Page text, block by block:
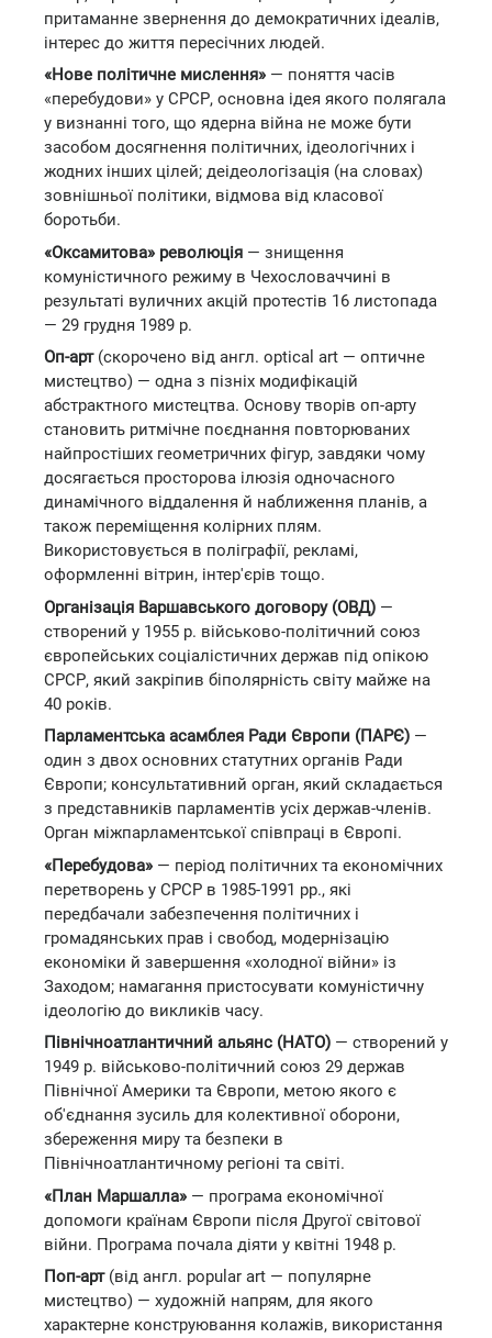
притаманне звернення до демократичних ідеалів,
інтерес до життя пересічних людей.
«Нове політичне мислення» — поняття часів
«перебудови» у СРСР, основна ідея якого полягала
у визнанні того, що ядерна війна не може бути
засобом досягнення політичних, ідеологічних і
жодних інших цілей; деідеологізація (на словах)
зовнішньої політики, відмова від класової
боротьби.
«Оксамитова» революція — знищення
комуністичного режиму в Чехословаччині в
результаті вуличних акцій протестів 16 листопада
— 29 грудня 1989 р.
Оп-арт(скорочено від англ. optical art — оптичне
мистецтво) — одна з пізніх модифікацій
абстрактного мистецтва. Основу творів оп-арту
становить ритмічне поєднання повторюваних
найпростіших геометричних фігур, завдяки чому
досягається просторова ілюзія одночасного
динамічного віддалення й наближення планів, а
також переміщення колірних плям.
Використовується в поліграфії, рекламі,
оформленні вітрин, інтер'єрів тощо.
Організація Варшавського договору (ОВД) —
створений у 1955 р. військово-політичний союз
європейських соціалістичних держав під опікою
СРСР, який закріпив біполярність світу майже на
40 років.
Парламентська асамблея Ради Європи (ПАРЄ) —
один з двох основних статутних органів Ради
Європи; консультативний орган, який складається
з представників парламентів усіх держав-членів.
Орган міжпарламентської співпраці в Європі.
«Перебудова» — період політичних та економічних
перетворень у СРСР в 1985-1991 рр., які
передбачали забезпечення політичних і
громадянських прав і свобод, модернізацію
економіки й завершення «холодної війни» із
Заходом; намагання пристосувати комуністичну
ідеологію до викликів часу.
Північноатлантичний альянс (НАТО) — створений у
1949 р. військово-політичний союз 29 держав
Північної Америки та Європи, метою якого є
об'єднання зусиль для колективної оборони,
збереження миру та безпеки в
Північноатлантичному регіоні та світі.
«План Маршалла» — програма економічної
допомоги країнам Європи після Другої світової
війни. Програма почала діяти у квітні 1948 р.
Поп-арт(від англ. popular art — популярне
мистецтво) — художній напрям, для якого
характерне конструювання колажів, використання